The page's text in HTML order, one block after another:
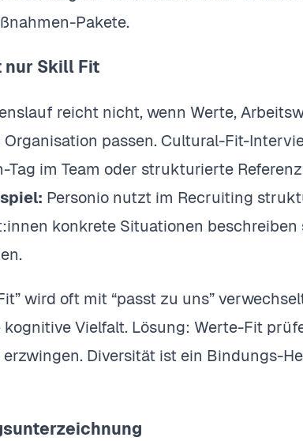
Pakete.
nur Skill Fit
reicht nicht, wenn Werte,
passen. Cultural-Fit-
Tag im Team oder strukturierte
Personio nutzt im Recruiting
konkrete Situationen
wird oft mit “passt zu uns”
kognitive Vielfalt. Lösung: Werte-Fit
Diversität ist ein Bindungs-